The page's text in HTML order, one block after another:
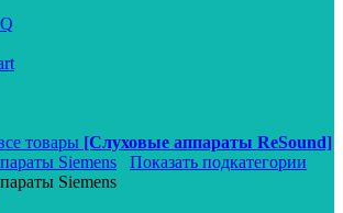
товары [Слуховые аппараты ReSound]
Siemens
Показать подкатегории
Siemens